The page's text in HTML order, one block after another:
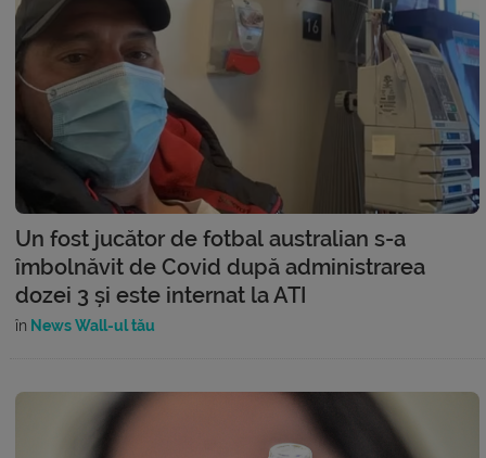
Un fost jucător de fotbal australian s-a
îmbolnăvit de Covid după administrarea
dozei 3 și este internat la ATI
în News Wall-ul tău